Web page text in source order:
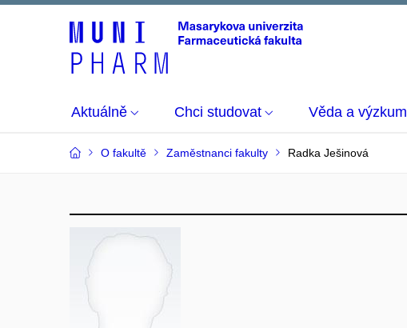
Aktuálně Chci studovat Věda a výzkum
O fakultě Zaměstnanci fakulty Radka Ješinová